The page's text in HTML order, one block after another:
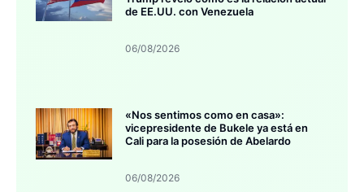
de EE.UU. con Venezuela
06/08/2026
«Nos sentimos como en casa»:
vicepresidente de Bukele ya está en
Cali para la posesión de Abelardo
06/08/2026